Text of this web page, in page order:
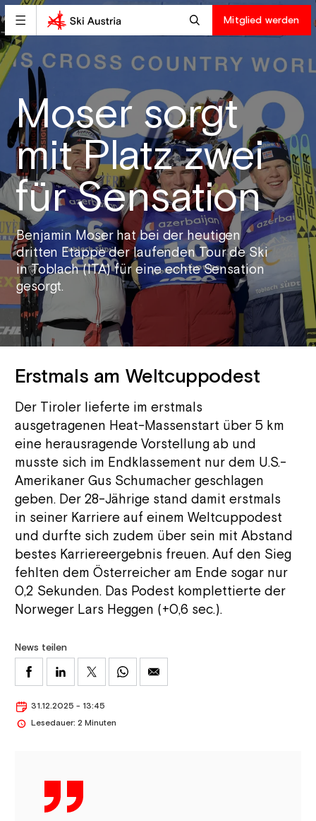
Mitglied werden
Moser sorgt
mit Platz zwei
für Sensation
Benjamin Moser hat bei der heutigen
dritten Etappe der laufenden Tour de Ski
in Toblach (ITA) für eine echte Sensation
gesorgt.
Erstmals am Weltcuppodest
Der Tiroler lieferte im erstmals
ausgetragenen Heat-Massenstart über 5 km
eine herausragende Vorstellung ab und
musste sich im Endklassement nur dem U.S.-
Amerikaner Gus Schumacher geschlagen
geben. Der 28-Jährige stand damit erstmals
in seiner Karriere auf einem Weltcuppodest
und durfte sich zudem über sein mit Abstand
bestes Karriereergebnis freuen. Auf den Sieg
fehlten dem Österreicher am Ende sogar nur
0,2 Sekunden. Das Podest komplettierte der
Norweger Lars Heggen (+0,6 sec.).
News teilen
31.12.2025 - 13:45
Lesedauer: 2 Minuten